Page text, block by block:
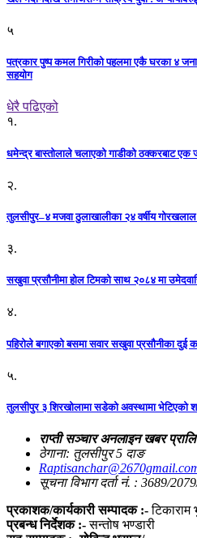
५
पत्रकार पुष्प कमल गिरीको पहलमा एकै घरका ४ जना
सहयोग
धेरै पढिएको
१.
धमेन्द्र बास्तोलाले चलाएको गाडीको ठक्करबाट एक
२.
तुलसीपुर–४ मजवा ठुलाखालीका २४ वर्षीय
३.
सखुवा प्रसौनीमा होल टिमको साथ २०८४ मा
४.
पहिराेले बगाएकाे बसमा सवार सखुवा प्रसाैनीका दुई
५.
तुलसीपुर ३ शिरखोलामा सडेको अवस्थामा भेटिएको
राप्ती सञ्चार अनलाइन खबर प्रालि
ठेगाना: तुलसीपुर 5 दाङ
सूचना विभाग दर्ता नं. : 3689/
प्रकाशक/कार्यकारी सम्पादक :-
प्रबन्ध निर्देशक :-सन्तोष भण्डारी